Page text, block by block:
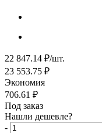
22 847.14 ₽/шт.
23 553.75 ₽
Экономия
706.61 ₽
Под заказ
Нашли дешевле?
-